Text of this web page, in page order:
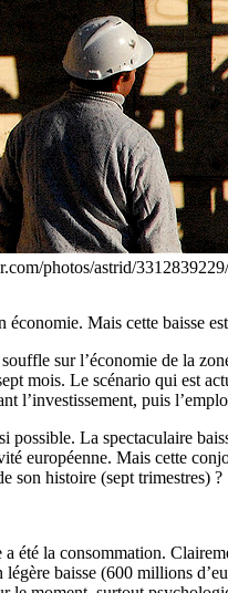
photos/astrid/
Mais cette baisse
sur l’économie de la
mois. Le scénario qui est
l’investissement, puis
La spectaculaire
européenne. Mais cette
son histoire (sept trimestres) ?
été la consommation.
baisse (600 millions